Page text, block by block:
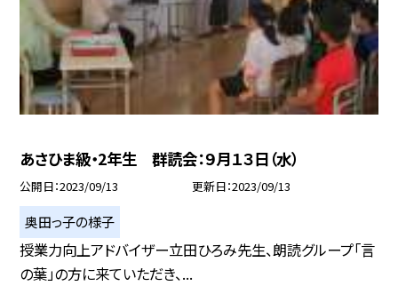
あさひま級・2年生 群読会：９月１３日（水）
公開日 2023/09/13 更新日 2023/09/13
奥田っ子の様子
授業力向上アドバイザー立田ひろみ先生、朗読グループ「言
の葉」の方に来ていただき、...